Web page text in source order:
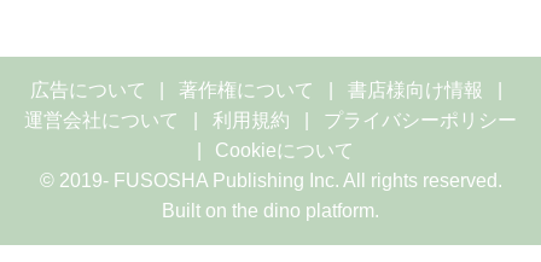
広告について 著作権について
書店様向け情報
運営会社について
利用規約
プライバシーポリシー
Cookieについて
© 2019- FUSOSHA Publishing Inc. All rights reserved.
Built on the dino platform.